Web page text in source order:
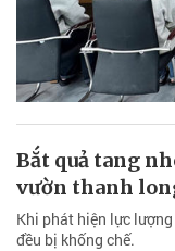
Bắt quả tang
vườn thanh
Khi phát hiện lực
đều bị khống chế.